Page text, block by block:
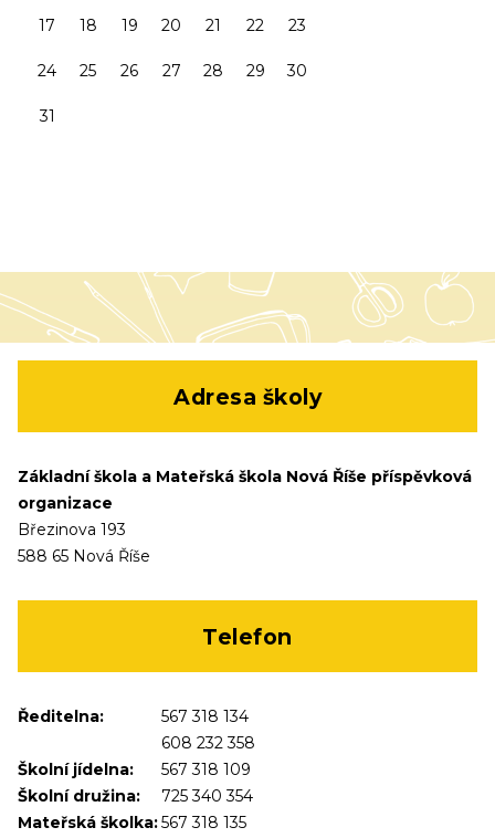
17 18 19 20 21 22 23
24 25 26 27 28 29 30
31
Adresa školy
Základní škola a Mateřská škola Nová Říše příspěvková
organizace
Březinova 193
588 65 Nová Říše
Telefon
Ředitelna:
567 318 134
608 232 358
Školní jídelna:
567 318 109
Školní družina:
725 340 354
Mateřská školka:567 318 135